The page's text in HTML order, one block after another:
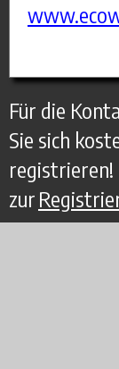
Für die
Sie sich
registrieren!
zur